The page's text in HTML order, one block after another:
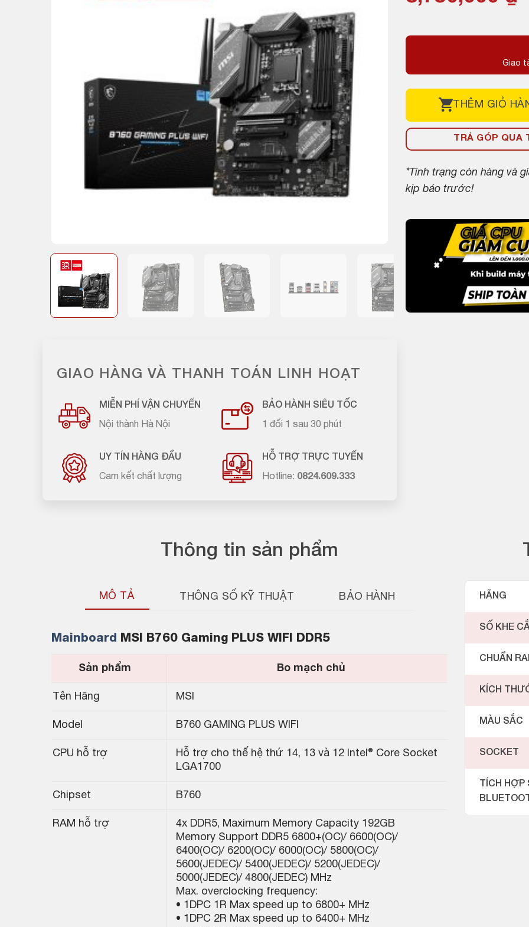
GIAO HÀNG VÀ THANH TOÁN LINH HOẠT
MIỄN PHÍ VẬN CHUYỂN
Nội thành Hà Nội
BẢO HÀNH SIÊU TỐC
1 đổi 1 sau 30 phút
UY TÍN HÀNG ĐẦU
Cam kết chất lượng
HỖ TRỢ TRỰC TUYẾN
Hotline: 0824.609.333
là:
3,800,000 ₫.
tại
3,750,000 ₫.
Giao
THÊM GIỎ
TRẢ GÓP QUA
*Tình trạng còn hàng và
kịp báo trước!
Thông tin sản phẩm
MÔ TẢ THÔNG SỐ KỸ THUẬT BẢO HÀNH
Mainboard MSI B760 Gaming PLUS WIFI DDR5
Sản phẩm Bo mạch chủ
Tên Hãng MSI
Model B760 GAMING PLUS WIFI
CPU hỗ trợ
Hỗ trợ cho thế hệ thứ 14, 13 và 12 Intel® Core Socket
LGA1700
Chipset B760
RAM hỗ trợ
4x DDR5, Maximum Memory Capacity 192GB
Memory Support DDR5 6800+(OC)/ 6600(OC)/
6400(OC)/ 6200(OC)/ 6000(OC)/ 5800(OC)/
5600(JEDEC)/ 5400(JEDEC)/ 5200(JEDEC)/
5000(JEDEC)/ 4800(JEDEC) MHz
Max. overclocking frequency:
• 1DPC 1R Max speed up to 6800+ MHz
• 1DPC 2R Max speed up to 6400+ MHz
HÃNG
SỐ KHE
CHUẨN
KÍCH
MÀU SẮC
SOCKET
TÍCH HỢP